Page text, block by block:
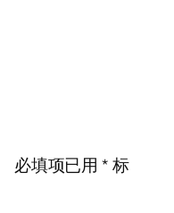
必填项已用*标